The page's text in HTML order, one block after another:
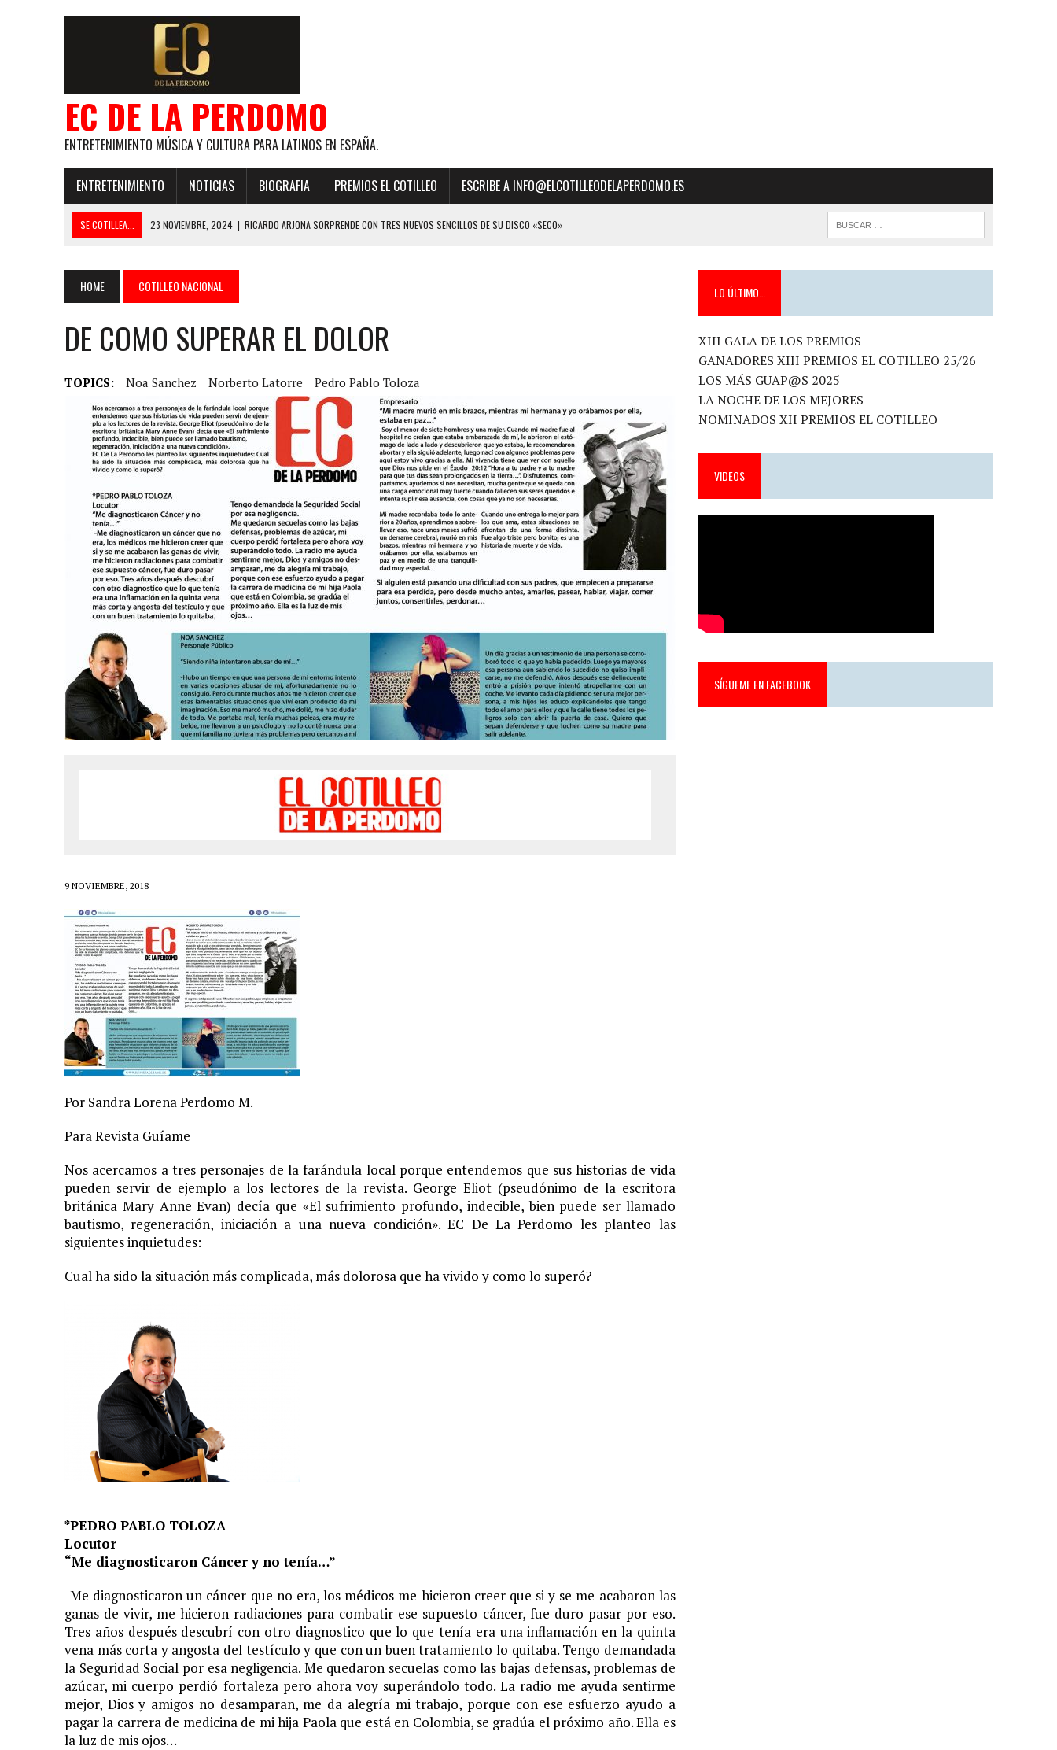
EC DE LA PERDOMO
ENTRETENIMIENTO MÚSICA Y CULTURA PARA LATINOS EN ESPAÑA.
ENTRETENIMIENTO NOTICIAS BIOGRAFIA PREMIOS EL COTILLEO ESCRIBE A INFO@ELCOTILLEODELAPERDOMO.ES
SE COTILLEA... 23 NOVIEMBRE, 2024 | RICARDO ARJONA SORPRENDE CON TRES NUEVOS SENCILLOS DE SU DISCO «SECO»
21 NOVIEMBRE, 2023 | ESLABON ARMADO SE LLEVA A CASA EL PREMIO BILLBOARD DE LA MÚSICA 2023 A “MEJOR CANCIÓN LATINA” POR SU ÉXITO
GLOBAL ELLA BAILA SOLA
31 MARZO, 2023 | GRUPO NICHE ANUNCIA SUS FECHAS EN EUROPA
6 MARZO, 2023 | MADRID SE RINDE AL CABALLERO DE LA SALSA
9 FEBRERO, 2023 | FELIPE PELÁEZ, EL PRÍNCIPE DEL VALLENATO EN LA CANTERA ESTE 17 DE MARZO
31 ENERO, 2023 | FOTOS X GALA DE PREMIOS EL COTILLEO 2023
30 ENERO, 2023 | ALFOMBRA ROJA
FRANCY “LA REINA DE LA CANTINA” INVITADA SORPRESA EN LA X GALA DE LOS PREMIOS EL COTILLEO
29 ENERO, 2023 | 10 PERSONAS DE LOS 10 AÑOS
13 DICIEMBRE, 2022 | NOMINADOS X GALA PREMIOS EL COTILLEO 2023
28 ABRIL, 2022 | NOA SÁNCHEZ “LA MUÑEKA” PRESENTA SU DESBARATE!
20 ABRIL, 2022 | “AHORA QUE TE VAS” LO NUEVO DE FRANCY LA REINA DE LA CANTINA!
10 ABRIL, 2022 | ANDY RIVERA ACTÚA EL 29 DE ABRIL EN MADRID!
30 ENERO, 2022
LOS MEJORES VESTIDOS DE LA GALA
30 ENERO, 2022
IX GALA LOS QUE GANARON!
5 FEBRERO, 2021
ESTE LUNES, 15 DE FEBRERO A LAS 10 AM EN EL CANAL DE SANDRA LORENA PERDOMO EN YOUTUBE, «EL COTILLEO DE LA PERDOMO
LIVE»
1 FEBRERO, 2021 | EL COTILLEO 01/02/2021
25 OCTUBRE, 2020 | EL COTILLEO 26/10/2020
18 OCTUBRE, 2020 | EL COTILLEO 19/10/2020
12 OCTUBRE, 2020 | EL COTILLEO 12/10/2020
6 SEPTIEMBRE, 2020 | EL COTILLEO 07/09/2020
26 JULIO, 2020 | EL COTILLEO 27/07/2020
22 JUNIO, 2020 | EL COTILLEO 22/06/2020
ARJONA CUENTA LA HISTORIA DE ¨LA MAMÁ DE MOISÉS¨.
7 JUNIO, 2020 | EL COTILLEO 08/06/2020
2 FEBRERO, 2026 | XIII GALA DE LOS PREMIOS
3 FEBRERO, 2025
LOS MÁS GUAP@S 2025
2 DICIEMBRE, 2024 | NOMINADOS XII PREMIOS EL COTILLEO
23 NOVIEMBRE, 2024 | PREMIOS EL COTILLEO 24-25
HOME COTILLEO NACIONAL
DE COMO SUPERAR EL DOLOR
TOPICS: Noa Sanchez Norberto Latorre Pedro Pablo Toloza
9 NOVIEMBRE, 2018
Por Sandra Lorena Perdomo M.
Para Revista Guíame
Nos acercamos a tres personajes de la farándula local porque entendemos que sus historias de vida
pueden servir de ejemplo a los lectores de la revista. George Eliot (pseudónimo de la escritora
británica Mary Anne Evan) decía que «El sufrimiento profundo, indecible, bien puede ser llamado
bautismo, regeneración, iniciación a una nueva condición». EC De La Perdomo les planteo las
siguientes inquietudes:
Cual ha sido la situación más complicada, más dolorosa que ha vivido y como lo superó?
*PEDRO PABLO TOLOZA
Locutor
“Me diagnosticaron Cáncer y no tenía…”
-Me diagnosticaron un cáncer que no era, los médicos me hicieron creer que si y se me acabaron las
ganas de vivir, me hicieron radiaciones para combatir ese supuesto cáncer, fue duro pasar por eso.
Tres años después descubrí con otro diagnostico que lo que tenía era una inflamación en la quinta
vena más corta y angosta del testículo y que con un buen tratamiento lo quitaba. Tengo demandada
la Seguridad Social por esa negligencia. Me quedaron secuelas como las bajas defensas, problemas de
azúcar, mi cuerpo perdió fortaleza pero ahora voy superándolo todo. La radio me ayuda sentirme
mejor, Dios y amigos no desamparan, me da alegría mi trabajo, porque con ese esfuerzo ayudo a
pagar la carrera de medicina de mi hija Paola que está en Colombia, se gradúa el próximo año. Ella es
la luz de mis ojos…
LO ÚLTIMO…
XIII GALA DE LOS PREMIOS
GANADORES XIII PREMIOS EL COTILLEO 25/26
LOS MÁS GUAP@S 2025
LA NOCHE DE LOS MEJORES
NOMINADOS XII PREMIOS EL COTILLEO
VIDEOS
SÍGUEME EN FACEBOOK